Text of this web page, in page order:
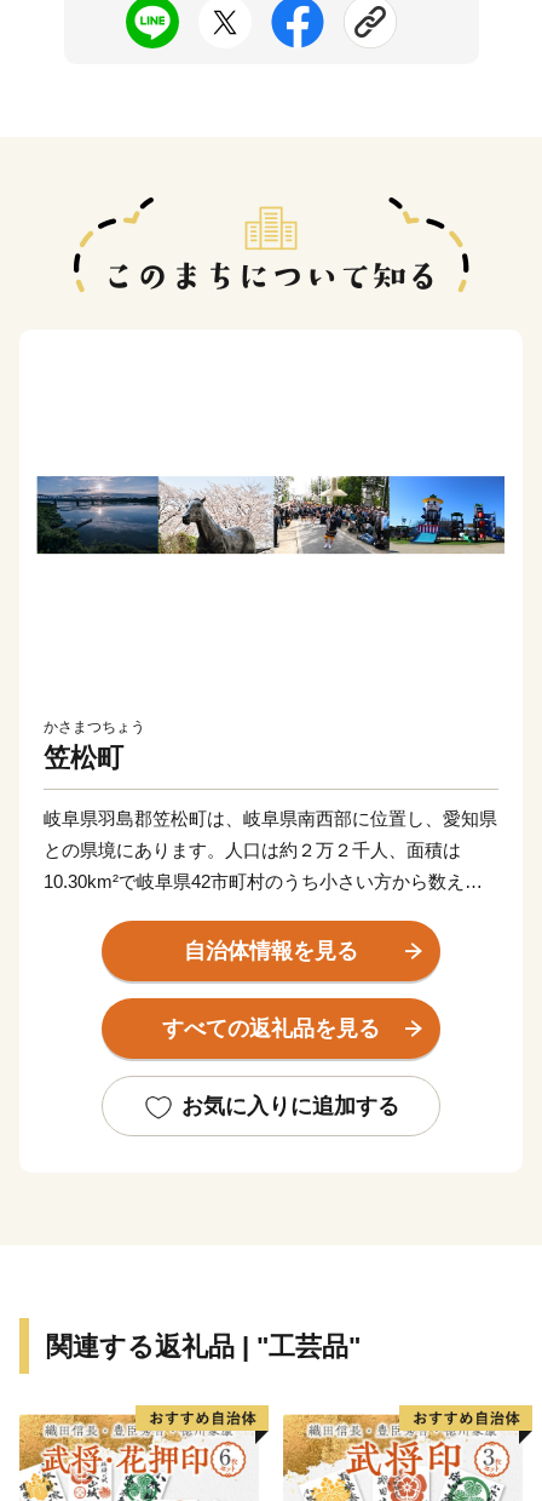
かさまつちょう
笠松町
岐阜県羽島郡笠松町は、岐阜県南西部に位置し、愛知県
との県境にあります。人口は約２万２千人、面積は
10.30km²で岐阜県42市町村のうち小さい方から数えて3
市化が上手く共存できた活気溢れるまちです。
江戸時代に「美濃郡代笠松陣屋」、明治時代には「県
庁」が置かれ、川湊のある商人の町として、この地方の
政治・経済をはじめ文化の中心となり栄えてきました。
も笠松町の特徴です。
・「ふるさとかさまつ宅配便(お礼の品)」のお届け先を
寄附者の方【以外】へ指定いただく場合は、トラブル等
を防ぐため、お届け先様へあらかじめご連絡いただきま
自治体情報を見る
すべての返礼品を見る
お気に入りに追加する
関連する返礼品 | "工芸品"